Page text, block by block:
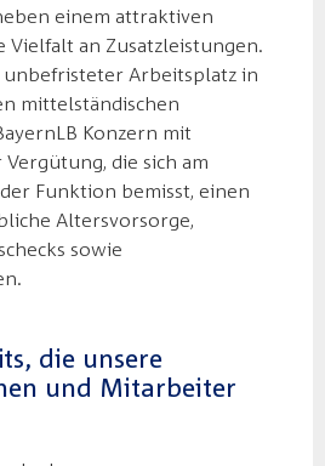
einem attraktiven
Vielfalt an Zusatzleistungen.
unbefristeter Arbeitsplatz in
mittelständischen
Konzern mit
die sich am
Funktion bemisst, einen
Altersvorsorge,
sowie
die unsere
und Mitarbeiter